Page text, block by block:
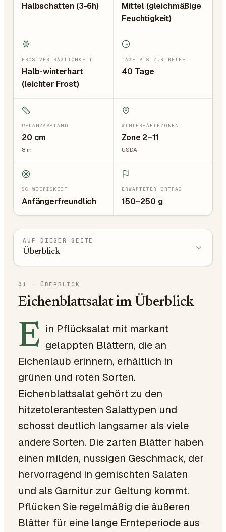
Halbschatten (3-6h)
Mittel (gleichmäßige
Feuchtigkeit)
FROSTVERTRÄGLICHKEIT
Halb-winterhart
(leichter Frost)
TAGE BIS ZUR REIFE
40 Tage
PFLANZABSTAND
20 cm
8 in
WINTERHÄRTEZONEN
Zone 2–11
USDA
SCHWIERIGKEIT
Anfängerfreundlich
ERWARTETER ERTRAG
150–250 g
AUF DIESER SEITE
Überblick
01 · ÜBERBLICK
Eichenblattsalat im Überblick
E in Pflücksalat mit markant
gelappten Blättern, die an
Eichenlaub erinnern, erhältlich in
grünen und roten Sorten.
Eichenblattsalat gehört zu den
hitzetolerantesten Salattypen und
schosst deutlich langsamer als viele
andere Sorten. Die zarten Blätter haben
einen milden, nussigen Geschmack, der
hervorragend in gemischten Salaten
und als Garnitur zur Geltung kommt.
Pflücken Sie regelmäßig die äußeren
Blätter für eine lange Ernteperiode aus